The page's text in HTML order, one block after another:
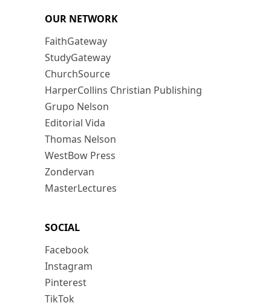
OUR NETWORK
FaithGateway
StudyGateway
ChurchSource
HarperCollins Christian Publishing
Grupo Nelson
Editorial Vida
Thomas Nelson
WestBow Press
Zondervan
MasterLectures
SOCIAL
Facebook
Instagram
Pinterest
TikTok